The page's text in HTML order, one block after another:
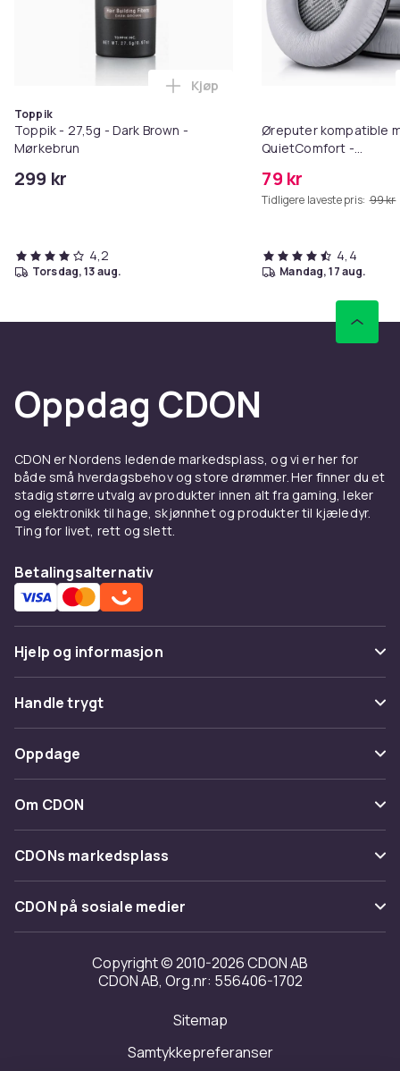
Toppik
Toppik - 27,5g - Dark Brown -
Mørkebrun
299 kr
Legg Toppik - 27,5g - Dark
Kjøp
4,2
torsdag, 13 aug.
Øreputer kompatible
QuietComfort -
79 kr
Tidligere laveste pris: 99 kr
4,4
mandag, 17 aug.
Oppdag CDON
CDON er Nordens ledende markedsplass, og vi er her for
både små hverdagsbehov og store drømmer. Her finner du et
stadig større utvalg av produkter innen alt fra gaming, leker
og elektronikk til hage, skjønnhet og produkter til kjæledyr.
Ting for livet, rett og slett.
Betalingsalternativ
Hjelp og informasjon
Vanlige spørsmål
Spor pakke
Angre & returner her
Kontakt oss
Handle trygt
Betaling
Levering
Tilbakekallinger
Oppdage
Kategorier
Varemerker
Om CDON
Om oss
Kundeanmeldelser
Jobbe på CDON
Investor relations
Tilgjengelighet
CDONs markedsplass
Merchant Help Center
CDON på sosiale medier
Copyright © 2010-2026 CDON AB
CDON AB, Org.nr: 556406-1702
Sitemap
Samtykkepreferanser